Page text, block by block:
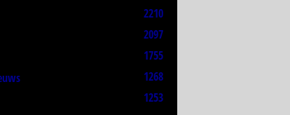
2210
2097
1755
1268
1253